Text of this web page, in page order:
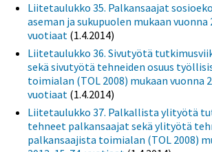
Liitetaulukko 35. Palkansaajat
aseman ja sukupuolen mukaan vuonna
vuotiaat (1.4.2014)
Liitetaulukko 36. Sivutyötä
sekä sivutyötä tehneiden osuus
toimialan (TOL 2008) mukaan vuonna
vuotiaat (1.4.2014)
Liitetaulukko 37. Palkallista ylityötä
tehneet palkansaajat sekä ylityötä
palkansaajista toimialan (TOL 2008)